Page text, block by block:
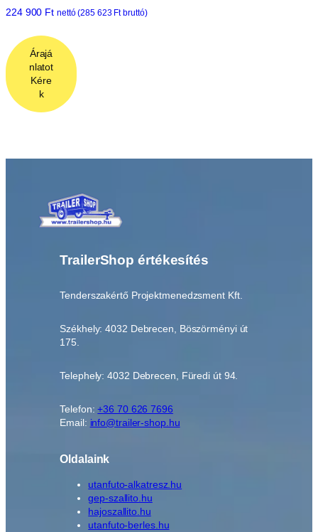
224 900 Ft nettó (285 623 Ftbruttó)
Árajá
nlatot
Kére
k
TrailerShop értékesítés
Tenderszakértő Projektmenedzsment Kft.
Székhely: 4032 Debrecen, Böszörményi út
175.
Telephely: 4032 Debrecen, Füredi út 94.
Telefon:+36 70 626 7696
Email: info@trailer-shop.hu
Oldalaink
utanfuto-alkatresz.hu
gep-szallito.hu
hajoszallito.hu
utanfuto-berles.hu